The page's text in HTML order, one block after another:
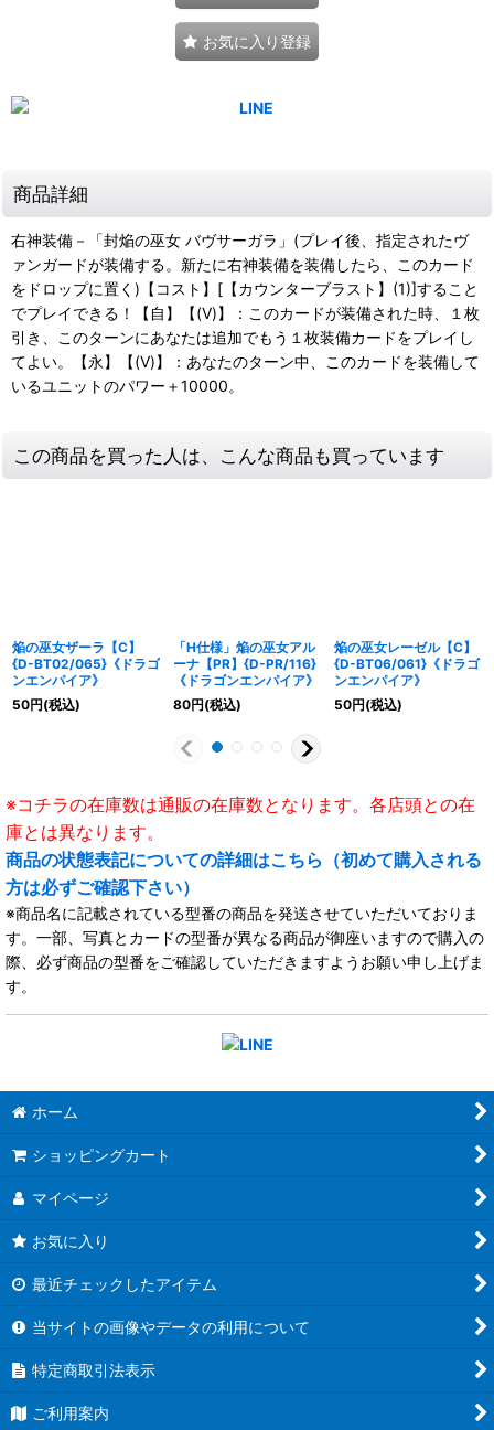
お気に入り登録
商品詳細
右神装備－「封焔の巫女 バヴサーガラ」(プレイ後、指定されたヴ
ァンガードが装備する。新たに右神装備を装備したら、このカード
をドロップに置く)【コスト】[【カウンターブラスト】(1)]すること
でプレイできる！【自】【(V)】：このカードが装備された時、１枚
引き、このターンにあなたは追加でもう１枚装備カードをプレイし
てよい。【永】【(V)】：あなたのターン中、このカードを装備して
いるユニットのパワー＋10000。
この商品を買った人は、こんな商品も買っています
焔の巫女ザーラ【C】
{D-BT02/065}《ドラゴ
ンエンパイア》
50円(税込)
「H仕様」焔の巫女アル
ーナ【PR】{D-PR/116}
《ドラゴンエンパイア》
80円(税込)
焔の巫女レーゼル【C】
{D-BT06/061}《ドラゴ
ンエンパイア》
50円(税込)
※コチラの在庫数は通販の在庫数となります。各店頭との在
庫とは異なります。
商品の状態表記についての詳細はこちら（初めて購入される
方は必ずご確認下さい）
※商品名に記載されている型番の商品を発送させていただいておりま
す。一部、写真とカードの型番が異なる商品が御座いますので購入の
際、必ず商品の型番をご確認していただきますようお願い申し上げま
す。
ホーム
ショッピングカート
マイページ
お気に入り
最近チェックしたアイテム
当サイトの画像やデータの利用について
特定商取引法表示
ご利用案内